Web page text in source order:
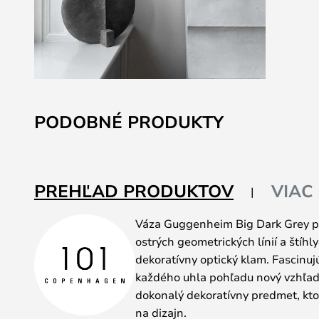
na
začiatok
PODOBNÉ PRODUKTY
PREHĽAD PRODUKTOV VIAC
Váza Guggenheim Big Dark Grey
ostrých geometrických línií a
dekoratívny optický klam.
každého uhla pohľadu nový
dokonalý dekoratívny predmet,
na dizajn.